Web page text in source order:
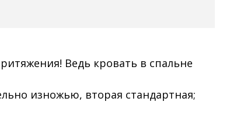
Ведь кровать в спальне
изножью, вторая стандартная;